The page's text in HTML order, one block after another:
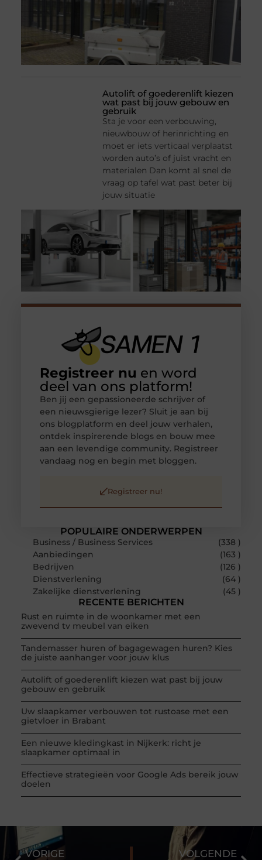
Autolift of goederenlift kiezen
wat past bij jouw gebouw en
gebruik
Sta je voor een verbouwing,
nieuwbouw of herinrichting en
moet er iets verticaal verplaatst
worden auto’s of juist vracht en
materialen Dan komt al snel de
vraag op tafel wat past beter bij
jouw situatie
POPULAIRE ONDERWERPEN
Business / Business Services
(338 )
Aanbiedingen
(163 )
Bedrijven
(126 )
Dienstverlening
(64 )
Zakelijke dienstverlening
(45 )
RECENTE BERICHTEN
Rust en ruimte in de woonkamer met een
zwevend tv meubel van eiken
Tandemasser huren of bagagewagen huren? Kies
de juiste aanhanger voor jouw klus
Autolift of goederenlift kiezen wat past bij jouw
gebouw en gebruik
Uw slaapkamer verbouwen tot rustoase met een
gietvloer in Brabant
Een nieuwe kledingkast in Nijkerk: richt je
slaapkamer optimaal in
Effectieve strategieën voor Google Ads bereik jouw
doelen
Registreer nu en word
deel van ons platform!
Ben jij een gepassioneerde schrijver of
een nieuwsgierige lezer? Sluit je aan bij
ons blogplatform en deel jouw verhalen,
ontdek inspirerende blogs en bouw mee
aan een levendige community. Registreer
vandaag nog en begin met bloggen.
Registreer nu!
VORIGE VOLGENDE